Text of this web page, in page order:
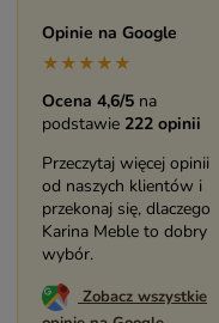
Opinie na Google
★★★★★
Ocena 4,6/5 na
podstawie 222 opinii
Przeczytaj więcej opinii
od naszych klientów i
przekonaj się, dlaczego
Karina Meble to dobry
wybór.
Zobacz wszystkie
Maryla Maj
★★★★★
Duży i piękny asortyment
sklepu. Miła i pomocna
bardzo mnie cieszy.
Dziękuję. Polecam.
Zobacz opinię